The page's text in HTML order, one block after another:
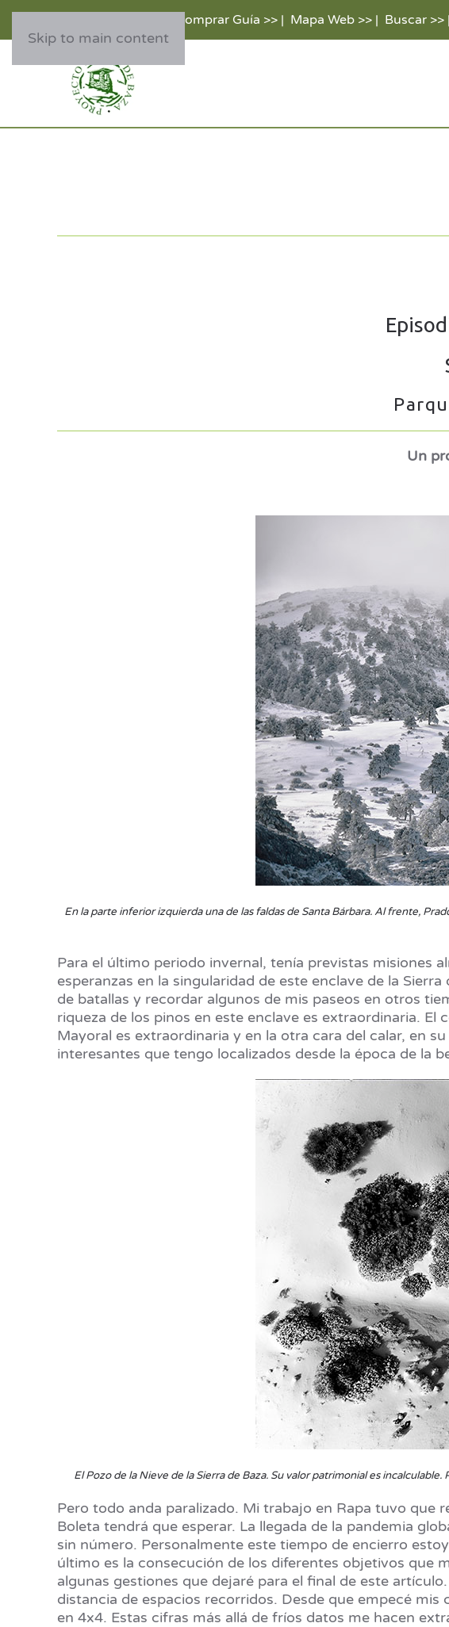
Skip to main content
Comprar Guía >>| Mapa Web >>| Buscar >>|
Un
En la parte inferior izquierda una de las faldas de Santa Bárbara. Al frente,
Para el último periodo invernal, tenía previstas misiones
esperanzas en la singularidad de este enclave de la
de batallas y recordar algunos de mis paseos en otros
riqueza de los pinos en este enclave es extraordinaria.
Mayoral es extraordinaria y en la otra cara del calar, en
interesantes que tengo localizados desde la época de la
El Pozo de la Nieve de la Sierra de Baza. Su valor patrimonial es
Pero todo anda paralizado. Mi trabajo en Rapa tuvo que
Boleta tendrá que esperar. La llegada de la pandemia
sin número. Personalmente este tiempo de encierro
último es la consecución de los diferentes objetivos que
algunas gestiones que dejaré para el final de este
distancia de espacios recorridos. Desde que empecé
en 4x4. Estas cifras más allá de fríos datos me hacen